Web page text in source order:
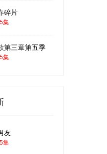
碎片
集
第三章第五季
集
友
集